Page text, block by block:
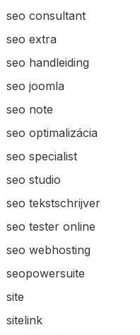
seo consultant
seo extra
seo handleiding
seo joomla
seo note
seo optimalizácia
seo specialist
seo studio
seo tekstschrijver
seo tester online
seo webhosting
seopowersuite
site
sitelink